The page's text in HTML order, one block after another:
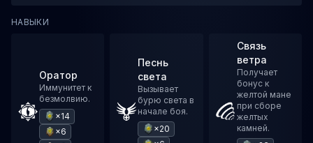
НАВЫКИ
Оратор
Иммунитет к
безмолвию.
×14
×6
Песнь
света
Вызывает
бурю света в
начале боя.
×20
Связь
ветра
Получает
бонус к
желтой мане
при сборе
желтых
камней.